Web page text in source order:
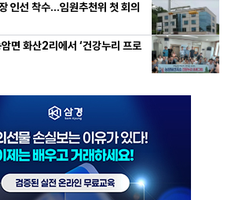
인선 착수…임원추천위 첫 회의
면 화산2리에서 ‘건강누리 프로